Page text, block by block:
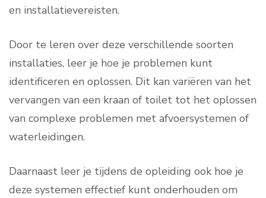
en installatievereisten.
Door te leren over deze verschillende soorten
installaties, leer je hoe je problemen kunt
identificeren en oplossen. Dit kan variëren van het
vervangen van een kraan of toilet tot het oplossen
van complexe problemen met afvoersystemen of
waterleidingen.
Daarnaast leer je tijdens de opleiding ook hoe je
deze systemen effectief kunt onderhouden om